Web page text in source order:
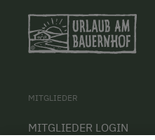
MITGLIEDER
MITGLIEDER LOGIN